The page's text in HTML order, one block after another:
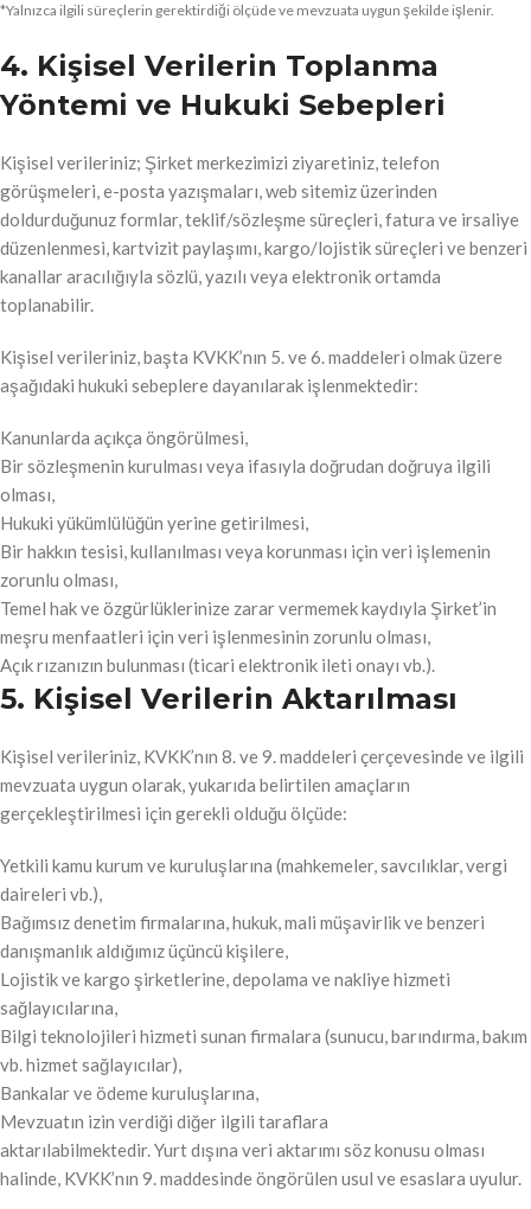
*Yalnızca ilgili süreçlerin gerektirdiği ölçüde ve mevzuata uygun şekilde işlenir.
4. Kişisel Verilerin Toplanma
Yöntemi ve Hukuki Sebepleri
Kişisel verileriniz; Şirket merkezimizi ziyaretiniz, telefon
görüşmeleri, e-posta yazışmaları, web sitemiz üzerinden
doldurduğunuz formlar, teklif/sözleşme süreçleri, fatura ve irsaliye
düzenlenmesi, kartvizit paylaşımı, kargo/lojistik süreçleri ve benzeri
kanallar aracılığıyla sözlü, yazılı veya elektronik ortamda
toplanabilir.
Kişisel verileriniz, başta KVKK’nın 5. ve 6. maddeleri olmak üzere
aşağıdaki hukuki sebeplere dayanılarak işlenmektedir:
Kanunlarda açıkça öngörülmesi,
Bir sözleşmenin kurulması veya ifasıyla doğrudan doğruya ilgili
olması,
Hukuki yükümlülüğün yerine getirilmesi,
Bir hakkın tesisi, kullanılması veya korunması için veri işlemenin
zorunlu olması,
Temel hak ve özgürlüklerinize zarar vermemek kaydıyla Şirket’in
meşru menfaatleri için veri işlenmesinin zorunlu olması,
Açık rızanızın bulunması (ticari elektronik ileti onayı vb.).
5. Kişisel Verilerin Aktarılması
Kişisel verileriniz, KVKK’nın 8. ve 9. maddeleri çerçevesinde ve ilgili
mevzuata uygun olarak, yukarıda belirtilen amaçların
gerçekleştirilmesi için gerekli olduğu ölçüde:
Yetkili kamu kurum ve kuruluşlarına (mahkemeler, savcılıklar, vergi
daireleri vb.),
Bağımsız denetim firmalarına, hukuk, mali müşavirlik ve benzeri
danışmanlık aldığımız üçüncü kişilere,
Lojistik ve kargo şirketlerine, depolama ve nakliye hizmeti
sağlayıcılarına,
Bilgi teknolojileri hizmeti sunan firmalara (sunucu, barındırma, bakım
vb. hizmet sağlayıcılar),
Bankalar ve ödeme kuruluşlarına,
Mevzuatın izin verdiği diğer ilgili taraflara
aktarılabilmektedir. Yurt dışına veri aktarımı söz konusu olması
halinde, KVKK’nın 9. maddesinde öngörülen usul ve esaslara uyulur.